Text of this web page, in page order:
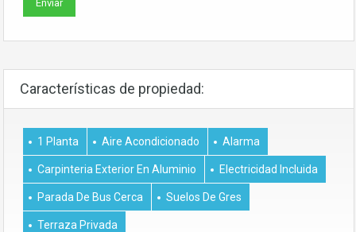
Características de propiedad:
1 Planta Aire Acondicionado Alarma
Carpinteria Exterior En Aluminio Electricidad Incluida
Parada De Bus Cerca Suelos De Gres
Terraza Privada